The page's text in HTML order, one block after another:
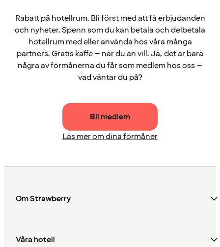
Rabatt på hotellrum. Bli först med att få erbjudanden
och nyheter. Spenn som du kan betala och delbetala
hotellrum med eller använda hos våra många
partners. Gratis kaffe – när du än vill. Ja, det är bara
några av förmånerna du får som medlem hos oss –
vad väntar du på?
Bli medlem
Läs mer om dina förmåner
Om Strawberry
Våra hotell